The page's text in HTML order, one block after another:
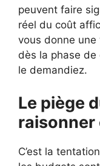
peuvent faire
réel du coût
vous donne
dès la phase
le demandiez.
Le piège
raisonner
C’est la